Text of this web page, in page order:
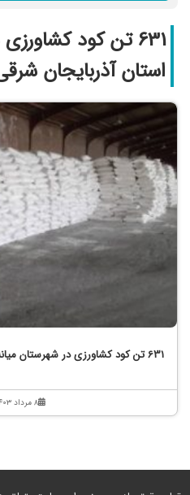
631 تن کود
استان آذربایجان
631 تن کود کشاورزی در شهرستان میانه استان آذربایجان شرقی توزیع شد
۸ مرداد ۱۴۰۳